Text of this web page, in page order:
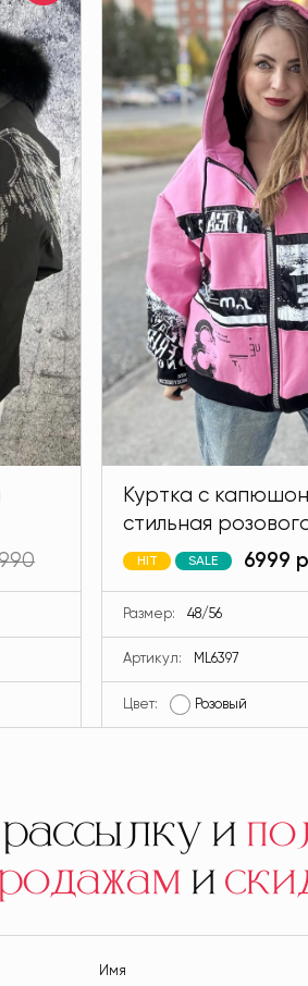
Куртка с
стильная
MODLAV ML6397-26
HIT SALE 6999
Размер: 48/56
Артикул: ML6397
Цвет: Розовый
и
и
Имя